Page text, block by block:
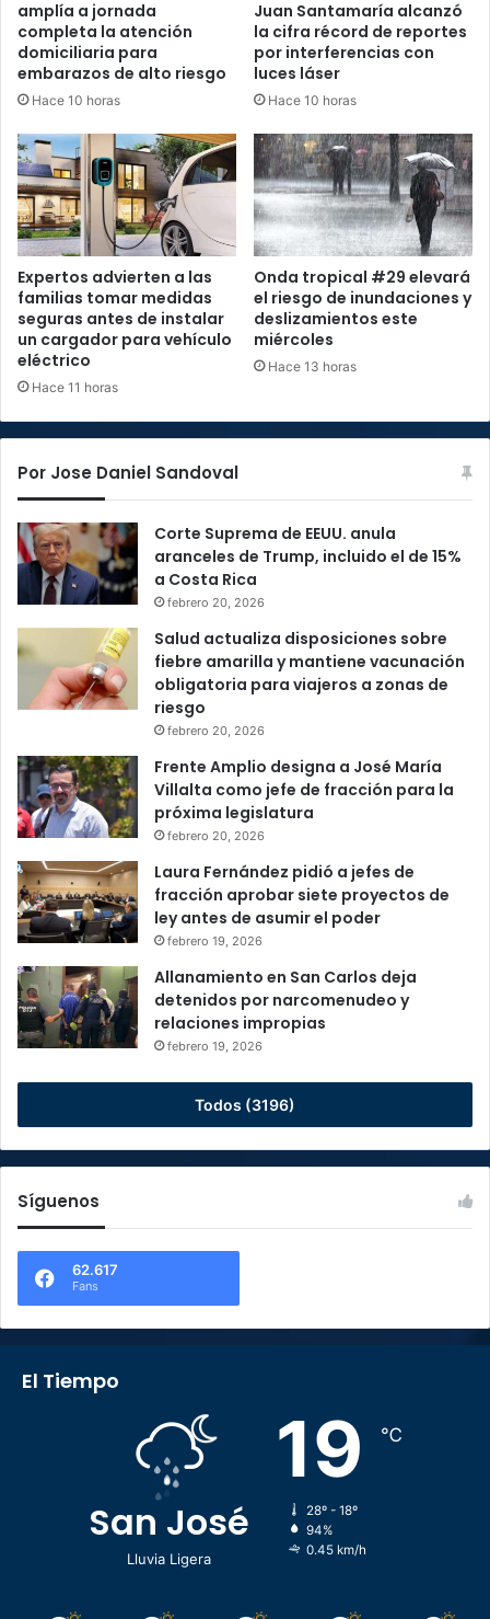
amplía a jornada
completa la atención
domiciliaria para
embarazos de alto riesgo
Hace 10 horas
Juan Santamaría alcanzó
la cifra récord de reportes
por interferencias con
luces láser
Hace 10 horas
Expertos advierten a las
familias tomar medidas
seguras antes de instalar
un cargador para vehículo
eléctrico
Hace 11 horas
Onda tropical #29 elevará
el riesgo de inundaciones y
deslizamientos este
miércoles
Hace 13 horas
Por Jose Daniel Sandoval
Corte Suprema de EEUU. anula
aranceles de Trump, incluido el de 15%
a Costa Rica
febrero 20, 2026
Salud actualiza disposiciones sobre
fiebre amarilla y mantiene vacunación
obligatoria para viajeros a zonas de
riesgo
febrero 20, 2026
Frente Amplio designa a José María
Villalta como jefe de fracción para la
próxima legislatura
febrero 20, 2026
Laura Fernández pidió a jefes de
fracción aprobar siete proyectos de
ley antes de asumir el poder
febrero 19, 2026
Allanamiento en San Carlos deja
detenidos por narcomenudeo y
relaciones impropias
febrero 19, 2026
Todos (3196)
Síguenos
62.617
Fans
El Tiempo
San José
Lluvia Ligera
19 ℃
28º - 18º
94%
0.45 km/h